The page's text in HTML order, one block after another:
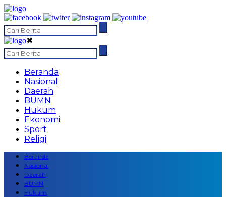
✖
Beranda
Nasional
Daerah
BUMN
Hukum
Ekonomi
Sport
Religi
Beranda
Nasional
Daerah
BUMN
Hukum